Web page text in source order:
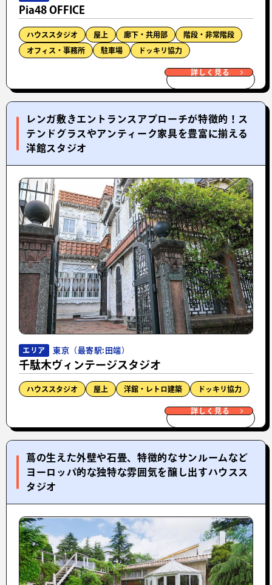
Pia48 OFFICE
ハウススタジオ 屋上 廊下・共用部 階段・非常階段
オフィス・事務所 駐車場 ドッキリ協力
詳しく見る
レンガ敷きエントランスアプローチが特徴的！ス
テンドグラスやアンティーク家具を豊富に揃える
洋館スタジオ
エリア 東京（最寄駅:田端）
千駄木ヴィンテージスタジオ
ハウススタジオ 屋上 洋館・レトロ建築 ドッキリ協力
詳しく見る
蔦の生えた外壁や石畳、特徴的なサンルームなど
ヨーロッパ的な独特な雰囲気を醸し出すハウスス
タジオ